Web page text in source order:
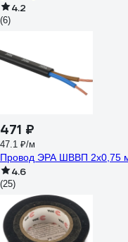
4.2
(6)
471 ₽
47.1 ₽/м
Провод ЭРА ШВВП 2x0,75
4.6
(25)